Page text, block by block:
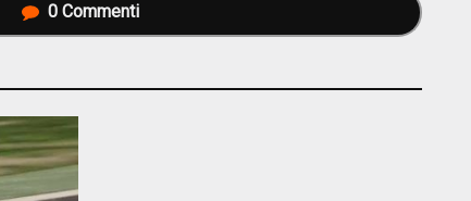
0 Commenti